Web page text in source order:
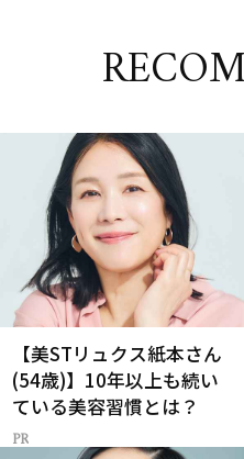
【美STリュクス紙本さん
(54歳)】10年以上も続い
ている美容習慣とは？